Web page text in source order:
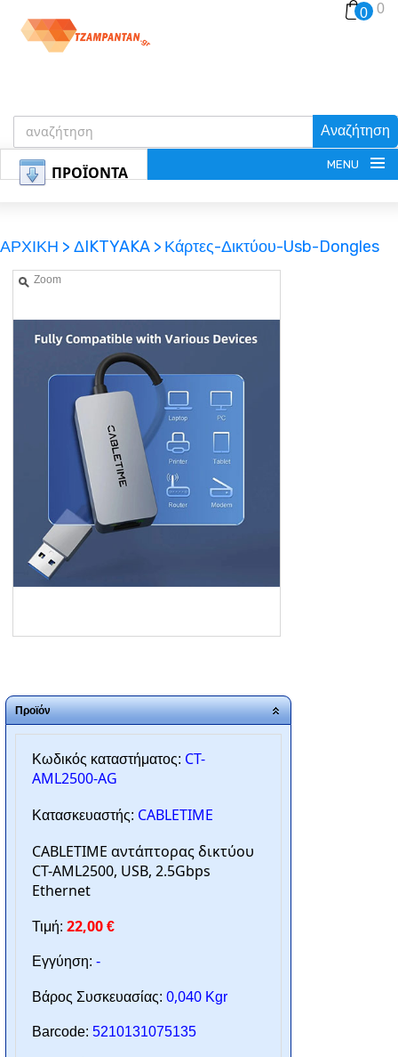
Αναζήτηση
0 0
ΠΡΟΪΟΝΤΑ MENU
ΕΙΣΟΔΟΣ
ΚΑΛΑΘΙ-ΑΓΟΡΩΝ
ΠΟΙΟΙ ΕΙΜΑΣΤΕ
SERVICE
ΕΠΙΚΟΙΝΩΝΙΑ
ΑΡΧΙΚΗ > ΔIKTYAKA > Κάρτες-Δικτύου-Usb-Dongles
Zoom
Προϊόν
Κωδικός καταστήματος: CT-
AML2500-AG
Κατασκευαστής: CABLETIME
CABLETIME αντάπτορας δικτύου
CT-AML2500, USB, 2.5Gbps
Ethernet
Τιμή: 22,00 €
Εγγύηση: -
Βάρος Συσκευασίας: 0,040 Kgr
Barcode: 5210131075135